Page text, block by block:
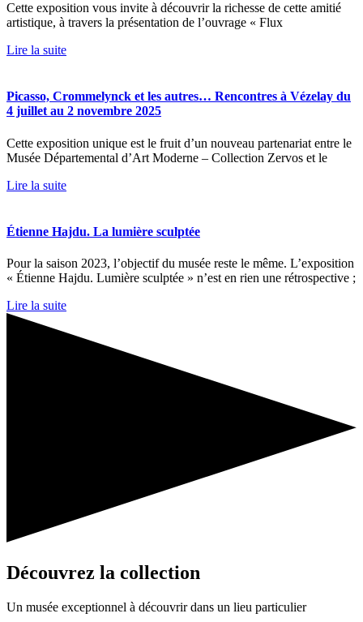
Cette exposition vous invite à découvrir la richesse de cette amitié
artistique, à travers la présentation de l’ouvrage « Flux
Lire la suite
Picasso, Crommelynck et les autres… Rencontres à Vézelay du
4 juillet au 2 novembre 2025
Cette exposition unique est le fruit d’un nouveau partenariat entre le
Musée Départemental d’Art Moderne – Collection Zervos et le
Lire la suite
Étienne Hajdu. La lumière sculptée
Pour la saison 2023, l’objectif du musée reste le même. L’exposition
« Étienne Hajdu. Lumière sculptée » n’est en rien une rétrospective ;
Lire la suite
Découvrez la collection​
Un musée exceptionnel à découvrir dans un lieu particulier​